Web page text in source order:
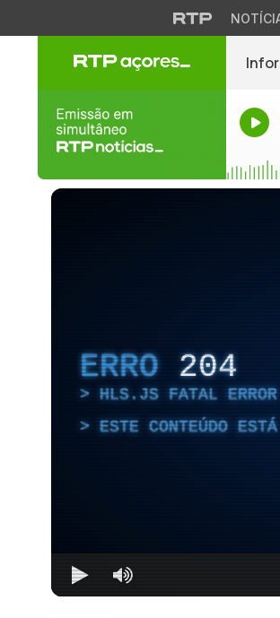
ERRO 204
HLS.JS FATAL
ESTE CONTEÚDO